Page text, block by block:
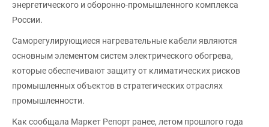
энергетического и оборонно-промышленного комплекса
России.
Саморегулирующиеся нагревательные кабели являются
основным элементом систем электрического обогрева,
которые обеспечивают защиту от климатических рисков
промышленных объектов в стратегических отраслях
промышленности.
Как сообщала Маркет Репорт ранее, летом прошлого года